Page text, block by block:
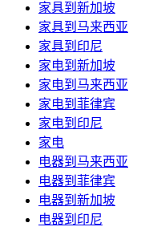
家具到新加坡
家具到马来西亚
家具到印尼
家电到新加坡
家电到马来西亚
家电到菲律宾
家电到印尼
家电
电器到马来西亚
电器到菲律宾
电器到新加坡
电器到印尼